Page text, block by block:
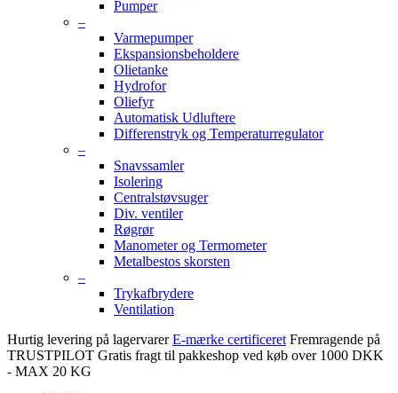
Pumper
–
Varmepumper
Ekspansionsbeholdere
Olietanke
Hydrofor
Oliefyr
Automatisk Udluftere
Differenstryk og Temperaturregulator
–
Snavssamler
Isolering
Centralstøvsuger
Div. ventiler
Røgrør
Manometer og Termometer
Metalbestos skorsten
–
Trykafbrydere
Ventilation
Hurtig levering på lagervarer E-mærke certificeret Fremragende på
TRUSTPILOT Gratis fragt til pakkeshop ved køb over 1000 DKK
- MAX 20 KG